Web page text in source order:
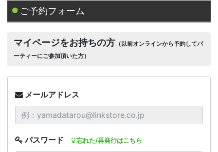
ご予約フォーム
マイページをお持ちの方 （以前オンラインから予約してパ
ーティーにご参加頂いた方）
メールアドレス
パスワード 忘れた/再発行はこちら